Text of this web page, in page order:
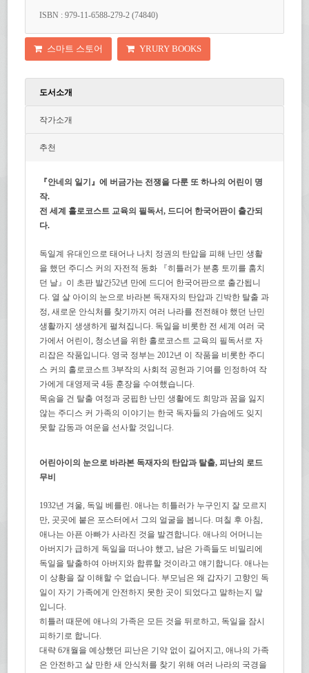
ISBN : 979-11-6588-279-2 (74840)
스마트 스토어 YRURY BOOKS
도서소개
작가소개
추천
『안네의 일기』에 버금가는 전쟁을 다룬 또 하나의 어린이 명
작.
전 세계 홀로코스트 교육의 필독서, 드디어 한국어판이 출간되
다.
독일계 유대인으로 태어나 나치 정권의 탄압을 피해 난민 생활
을 했던 주디스 커의 자전적 동화 『히틀러가 분홍 토끼를 훔치
던 날』이 초판 발간52년 만에 드디어 한국어판으로 출간됩니
다. 열 살 아이의 눈으로 바라본 독재자의 탄압과 긴박한 탈출 과
정, 새로운 안식처를 찾기까지 여러 나라를 전전해야 했던 난민
생활까지 생생하게 펼쳐집니다. 독일을 비롯한 전 세계 여러 국
가에서 어린이, 청소년을 위한 홀로코스트 교육의 필독서로 자
리잡은 작품입니다. 영국 정부는 2012년 이 작품을 비롯한 주디
스 커의 홀로코스트 3부작의 사회적 공헌과 기여를 인정하여 작
가에게 대영제국 4등 훈장을 수여했습니다.
목숨을 건 탈출 여정과 궁핍한 난민 생활에도 희망과 꿈을 잃지
않는 주디스 커 가족의 이야기는 한국 독자들의 가슴에도 잊지
못할 감동과 여운을 선사할 것입니다.
어린아이의 눈으로 바라본 독재자의 탄압과 탈출, 피난의 로드
무비
1932년 겨울, 독일 베를린. 애나는 히틀러가 누구인지 잘 모르지
만, 곳곳에 붙은 포스터에서 그의 얼굴을 봅니다. 며칠 후 아침,
애나는 아픈 아빠가 사라진 것을 발견합니다. 애나의 어머니는
아버지가 급하게 독일을 떠나야 했고, 남은 가족들도 비밀리에
독일을 탈출하여 아버지와 합류할 것이라고 얘기합니다. 애나는
이 상황을 잘 이해할 수 없습니다. 부모님은 왜 갑자기 고향인 독
일이 자기 가족에게 안전하지 못한 곳이 되었다고 말하는지 말
입니다.
히틀러 때문에 애나의 가족은 모든 것을 뒤로하고, 독일을 잠시
피하기로 합니다.
대략 6개월을 예상했던 피난은 기약 없이 길어지고, 애나의 가족
은 안전하고 살 만한 새 안식처를 찾기 위해 여러 나라의 국경을